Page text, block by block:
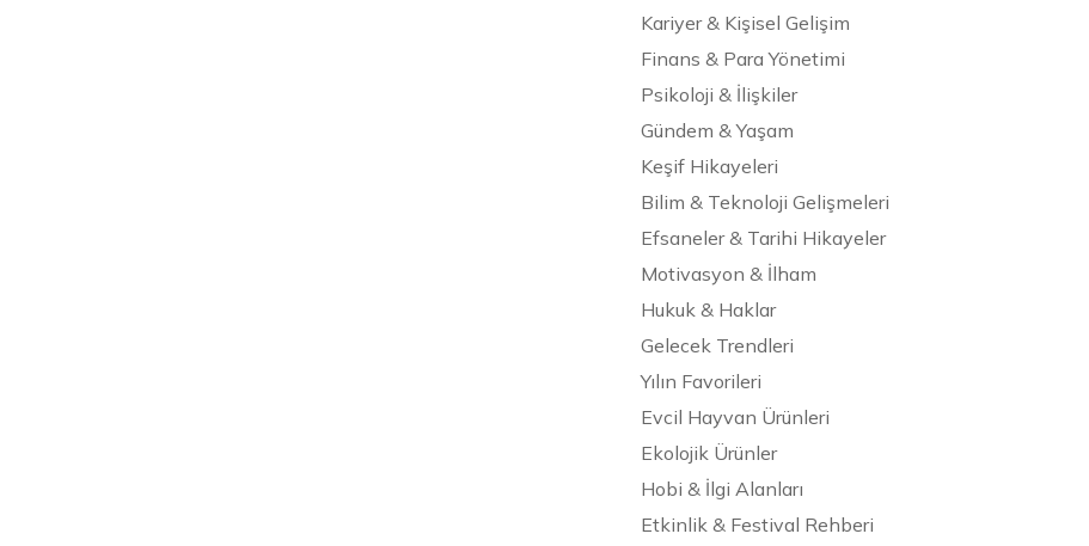
Kariyer & Kişisel Gelişim
Finans & Para Yönetimi
Psikoloji & İlişkiler
Gündem & Yaşam
Keşif Hikayeleri
Bilim & Teknoloji Gelişmeleri
Efsaneler & Tarihi Hikayeler
Motivasyon & İlham
Hukuk & Haklar
Gelecek Trendleri
Yılın Favorileri
Evcil Hayvan Ürünleri
Ekolojik Ürünler
Hobi & İlgi Alanları
Etkinlik & Festival Rehberi